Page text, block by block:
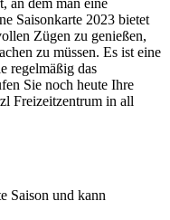
Saisonkarte 2023 bietet
Zügen zu genießen,
zu müssen. Es ist eine
regelmäßig das
Sie noch heute Ihre
Freizeitzentrum in all
Saison und kann